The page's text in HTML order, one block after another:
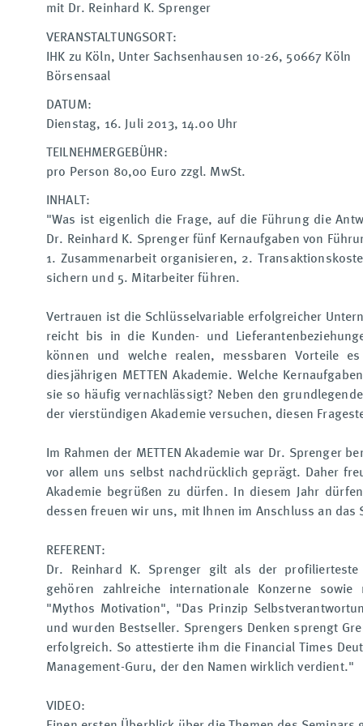
mit Dr. Reinhard K. Sprenger
VERANSTALTUNGSORT:
IHK zu Köln, Unter Sachsenhausen 10-26, 50667 Köln
Börsensaal
DATUM:
Dienstag, 16. Juli 2013, 14.00 Uhr
TEILNEHMERGEBÜHR:
pro Person 80,00 Euro zzgl. MwSt.
INHALT:
"Was ist eigenlich die Frage, auf die Führung die
Dr. Reinhard K. Sprenger fünf Kernaufgaben von
1. Zusammenarbeit organisieren, 2.
sichern und 5. Mitarbeiter führen.
Vertrauen ist die Schlüsselvariable erfolgreicher
reicht bis in die Kunden- und
können und welche realen, messbaren Vorteile
diesjährigen METTEN Akademie. Welche
sie so häufig vernachlässigt? Neben den
der vierstündigen Akademie versuchen, diesen
Im Rahmen der METTEN Akademie war Dr. Sprenger
vor allem uns selbst nachdrücklich geprägt. Daher
Akademie begrüßen zu dürfen. In diesem Jahr
dessen freuen wir uns, mit Ihnen im Anschluss an
REFERENT:
Dr. Reinhard K. Sprenger gilt als der profilierteste
gehören zahlreiche internationale Konzerne
"Mythos Motivation", "Das Prinzip
und wurden Bestseller. Sprengers Denken sprengt
erfolgreich. So attestierte ihm die Financial Times
Management-Guru, der den Namen wirklich verdient."
VIDEO: